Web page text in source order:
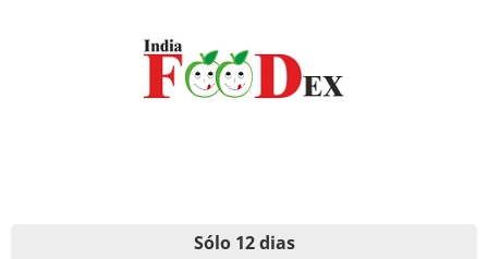
Sólo 12 dias